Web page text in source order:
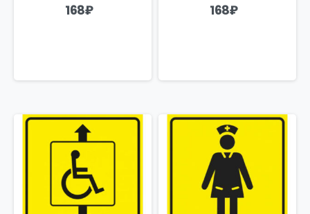
168₽ 168₽